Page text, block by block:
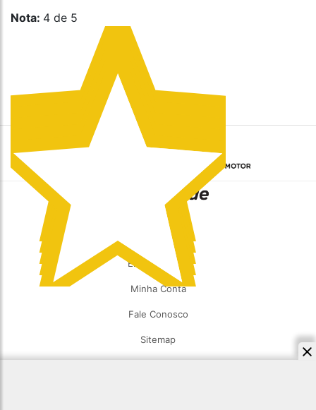
Nota: 4 de 5
Conheça também
Home
Guia Mobilidade
Embaixadores
Minha Conta
Fale Conosco
Sitemap